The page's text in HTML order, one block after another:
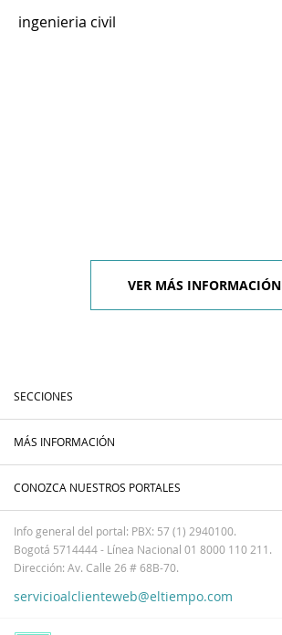
ingenieria civil
VER MÁS INFORMACIÓN
SECCIONES
MÁS INFORMACIÓN
CONOZCA NUESTROS PORTALES
Info general del portal: PBX: 57 (1) 2940100.
Bogotá 5714444 - Línea Nacional 01 8000 110 211.
Dirección: Av. Calle 26 # 68B-70.
servicioalclienteweb@eltiempo.com